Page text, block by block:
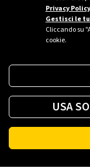
Privacy Policy
Gestisci le
Cliccando su
cookie.
USA